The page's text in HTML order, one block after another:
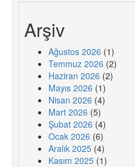
Arşiv
Ağustos 2026 (1)
Temmuz 2026 (2)
Haziran 2026 (2)
Mayıs 2026 (1)
Nisan 2026 (4)
Mart 2026 (5)
Şubat 2026 (4)
Ocak 2026 (6)
Aralık 2025 (4)
Kasım 2025 (1)